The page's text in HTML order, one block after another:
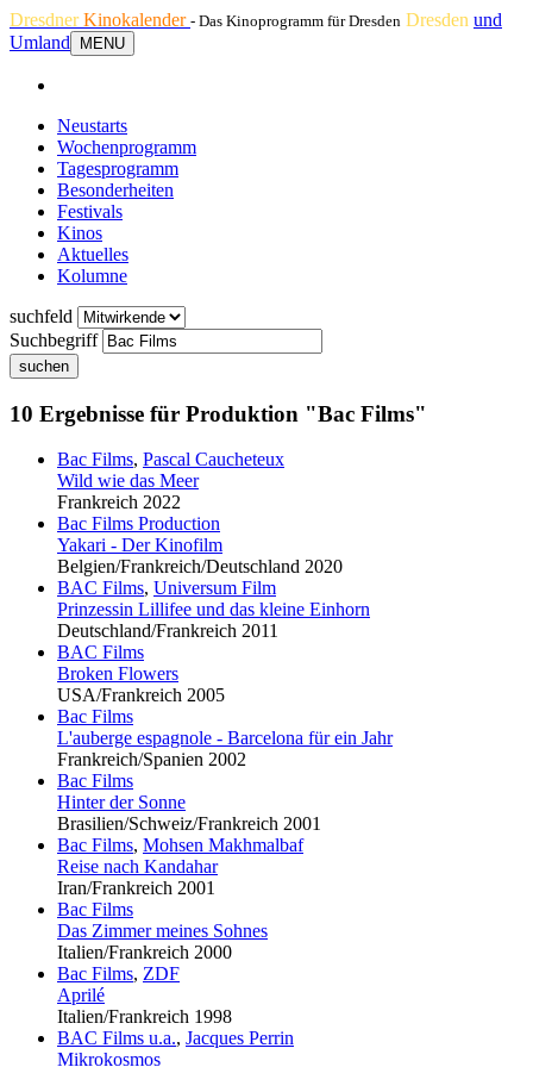
DresdnerKinokalender - Das Kinoprogramm für Dresden Dresden und
Umland
MENU
Neustarts
Wochenprogramm
Tagesprogramm
Besonderheiten
Festivals
Kinos
Aktuelles
Kolumne
suchfeld
Suchbegriff
suchen
10 Ergebnisse für Produktion "Bac Films"
Bac Films, Pascal Caucheteux
Wild wie das Meer
Frankreich 2022
Bac Films Production
Yakari - Der Kinofilm
Belgien/Frankreich/Deutschland 2020
BAC Films, Universum Film
Prinzessin Lillifee und das kleine Einhorn
Deutschland/Frankreich 2011
BAC Films
Broken Flowers
USA/Frankreich 2005
Bac Films
L'auberge espagnole - Barcelona für ein Jahr
Frankreich/Spanien 2002
Bac Films
Hinter der Sonne
Brasilien/Schweiz/Frankreich 2001
Bac Films, Mohsen Makhmalbaf
Reise nach Kandahar
Iran/Frankreich 2001
Bac Films
Das Zimmer meines Sohnes
Italien/Frankreich 2000
Bac Films, ZDF
Aprilé
Italien/Frankreich 1998
BAC Films u.a., Jacques Perrin
Mikrokosmos